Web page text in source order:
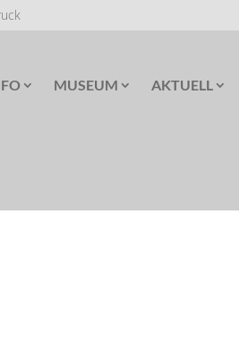
MUSEUM AKTUELL